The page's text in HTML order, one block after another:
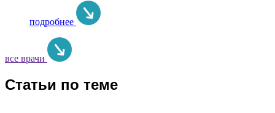
подробнее
все врачи
Статьи по теме